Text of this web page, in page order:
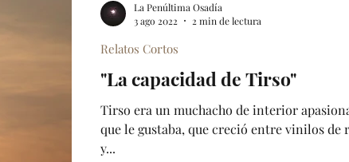
Vespas & Lambrettas
"La capacidad de Tirso"
Tirso era un muchacho de interior
que le gustaba, que creció entre vinilos
y...
Relatos Cortos
La Penúltima Osadía
3 ago 2022
2 min de lectura